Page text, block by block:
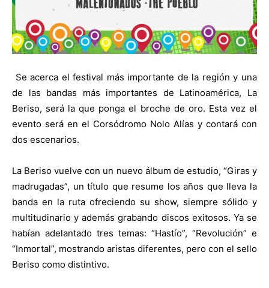
Se acerca el festival más importante de la región y una
de las bandas más importantes de Latinoamérica, La
Beriso, será la que ponga el broche de oro. Esta vez el
evento será en el Corsódromo Nolo Alías y contará con
dos escenarios.
La Beriso vuelve con un nuevo álbum de estudio, “Giras y
madrugadas”, un título que resume los años que lleva la
banda en la ruta ofreciendo su show, siempre sólido y
multitudinario y además grabando discos exitosos. Ya se
habían adelantado tres temas: “Hastío”, “Revolución” e
“Inmortal”, mostrando aristas diferentes, pero con el sello
Beriso como distintivo.